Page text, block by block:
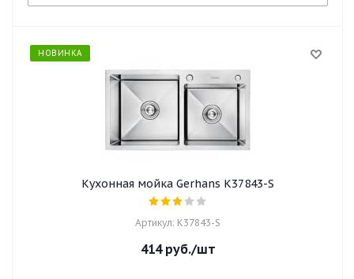
НОВИНКА
Кухонная мойка Gerhans K37843-S
Артикул: K37843-S
414руб./шт